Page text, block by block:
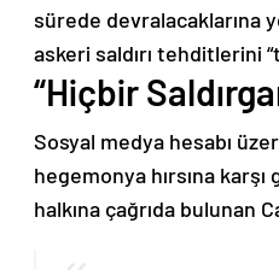
sürede devralacaklarına
askeri saldırı tehditlerini
“Hiçbir
Sosyal medya hesabı
hegemonya hırsına
halkına çağrıda bulunan